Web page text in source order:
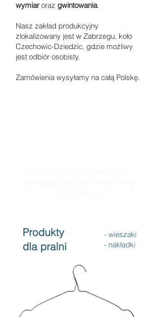
wymiaroraz gwintowania.
Nasz zakład produkcyjny
zlokalizowany jest w Zabrzegu, koło
Czechowic-Dziedzic, gdzie możliwy
jest odbiór osobisty.
Zamówienia wysyłamy na całą Polskę.
Produkty
dla pralni
- wieszaki
- nakładki